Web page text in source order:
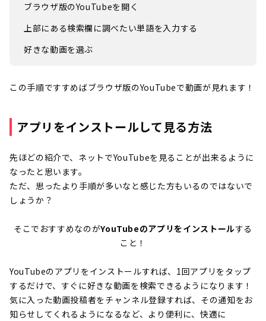
ブラウザ版のYouTubeを開く
上部にある検索欄に調べたい単語を入力する
好きな動画を選ぶ
この手順ですすめばブラウザ版のYouTubeで動画が見れます！
アプリをインストールして見る方法
先ほどの紹介で、ネットでYouTubeを見ることが出来るように
なったと思います。
ただ、思ったより手順が多いなと感じた方もいるのではないで
しょうか？
そこでおすすめなのがYouTubeのアプリをインストールする
こと！
YouTubeのアプリをインストールすれば、1回アプリをタップ
するだけで、すぐに好きな動画を検索できるようになります！
気に入った動画投稿者をチャンネル登録すれば、その通知をお
知らせしてくれるようになるなど、より便利に、快適に